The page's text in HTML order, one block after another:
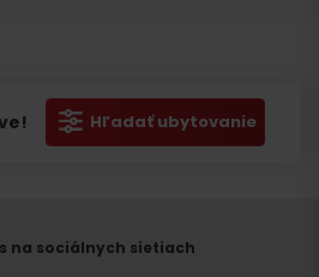
Hľadať ubytovanie
na sociálnych sietiach